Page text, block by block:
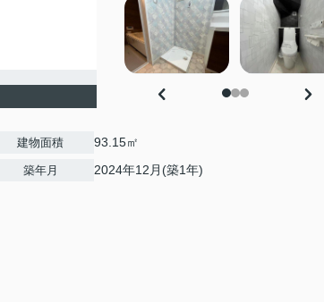
建物面積 93.15㎡
築年月 2024年12月(築1年)